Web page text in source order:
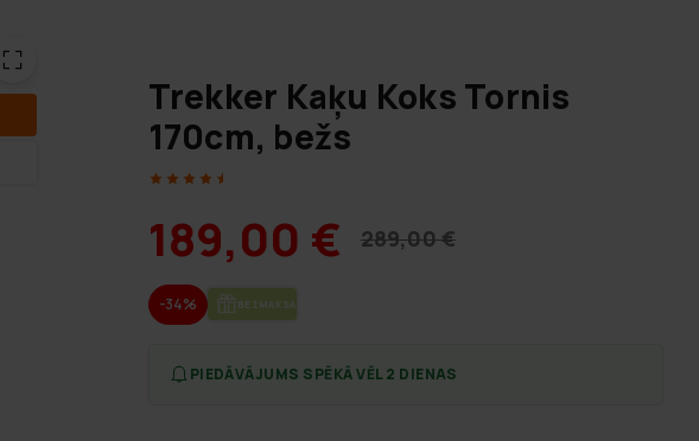
Trekker Kaķu Koks Tornis
170cm, bežs
189,00 € 289,00 €
-34% BEZ­MAK­SAS PIE­GĀ­DE
PIEDĀVĀJUMS SPĒKĀ VĒL 2 DIENAS